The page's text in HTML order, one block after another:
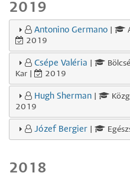
2019
Antonino Germano
2019
Csépe Valéria
Kar |
2019
Hugh Sherman
2019
Józef Bergier
2018